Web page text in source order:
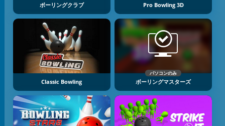
ボーリングクラブ Pro Bowling 3D
Classic Bowling
パソコンのみ
ボーリングマスターズ